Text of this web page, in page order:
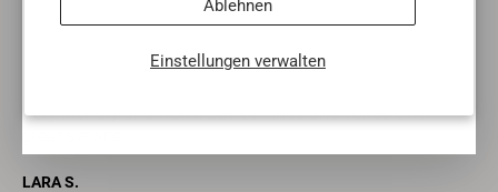
Einstellungen verwalten
Ablehnen
Mit dem Klick auf „Anmelden“ stimmst du zu, dass wir
deine Informationen im Rahmen unserer
Datenschutzbestimmungen
verarbeiten.
Very friendly and warm advice - nice and varied offer -
LARA S.